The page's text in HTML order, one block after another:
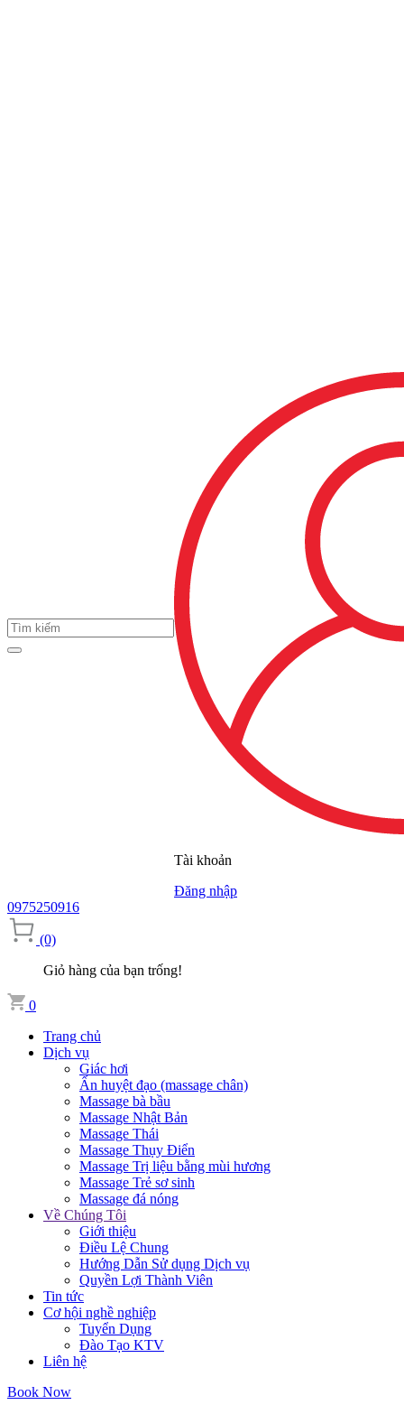
Tài khoản
Đăng nhập
0975250916
(0)
Giỏ hàng của bạn trống!
0
Trang chủ
Dịch vụ
Giác hơi
Ấn huyệt đạo (massage chân)
Massage bà bầu
Massage Nhật Bản
Massage Thái
Massage Thụy Điển
Massage Trị liệu bằng mùi hương
Massage Trẻ sơ sinh
Massage đá nóng
Về Chúng Tôi
Giới thiệu
Điều Lệ Chung
Hướng Dẫn Sử dụng Dịch vụ
Quyền Lợi Thành Viên
Tin tức
Cơ hội nghề nghiệp
Tuyển Dụng
Đào Tạo KTV
Liên hệ
Book Now